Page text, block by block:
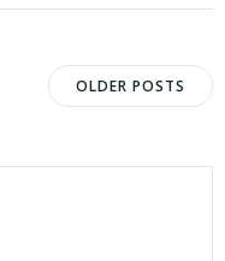
por
OLDER POSTS